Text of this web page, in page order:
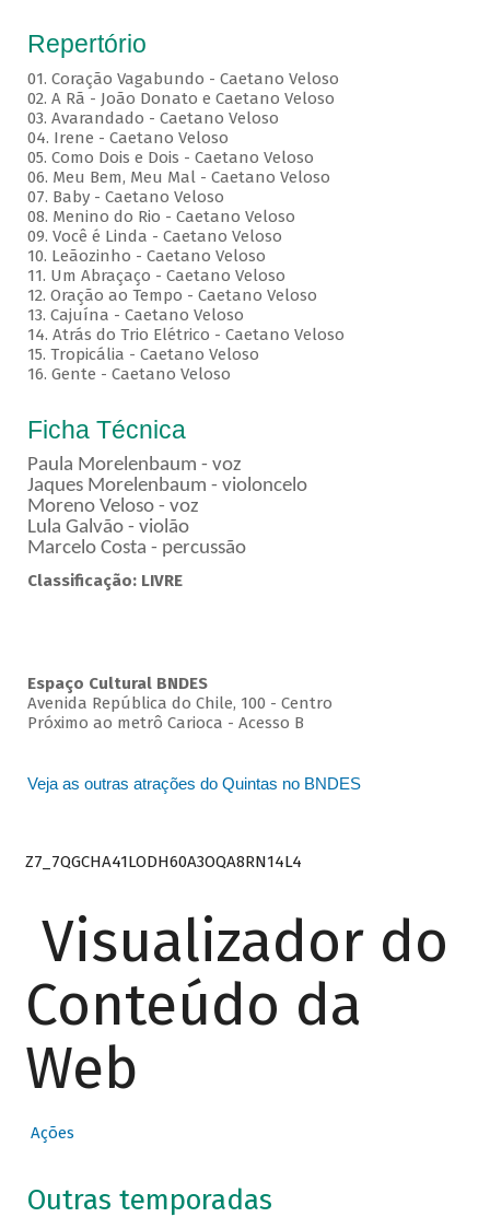
Repertório
01. Coração Vagabundo - Caetano Veloso
02. A Rã - João Donato e Caetano Veloso
03. Avarandado - Caetano Veloso
04. Irene - Caetano Veloso
05. Como Dois e Dois - Caetano Veloso
06. Meu Bem, Meu Mal - Caetano Veloso
07. Baby - Caetano Veloso
08. Menino do Rio - Caetano Veloso
09. Você é Linda - Caetano Veloso
10. Leãozinho - Caetano Veloso
11. Um Abraçaço - Caetano Veloso
12. Oração ao Tempo - Caetano Veloso
13. Cajuína - Caetano Veloso
14. Atrás do Trio Elétrico - Caetano Veloso
15. Tropicália - Caetano Veloso
16. Gente - Caetano Veloso
Ficha Técnica
Paula Morelenbaum - voz
Jaques Morelenbaum - violoncelo
Moreno Veloso - voz
Lula Galvão - violão
Marcelo Costa - percussão
Classificação: LIVRE
Espaço Cultural BNDES
Avenida República do Chile, 100 - Centro
Próximo ao metrô Carioca - Acesso B
Veja as outras atrações do Quintas no BNDES
Z7_7QGCHA41LODH60A3OQA8RN14L4
Visualizador do
Conteúdo da
Web
Ações
Outras temporadas